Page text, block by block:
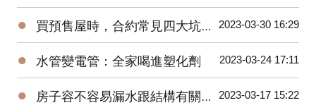
● 買預售屋時，合約常見四大坑！你踩到了幾坑？ 2023-03-30 16:29
● 水管變電管：全家喝進塑化劑 2023-03-24 17:11
● 房子容不容易漏水跟結構有關係？戴雲發教你怎麼看！ 2023-03-17 15:22